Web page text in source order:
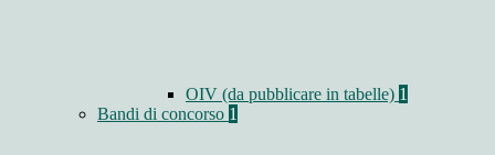
OIV (da pubblicare in tabelle) 1
Bandi di concorso 1